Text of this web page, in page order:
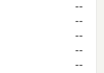
--
--
--
--
--